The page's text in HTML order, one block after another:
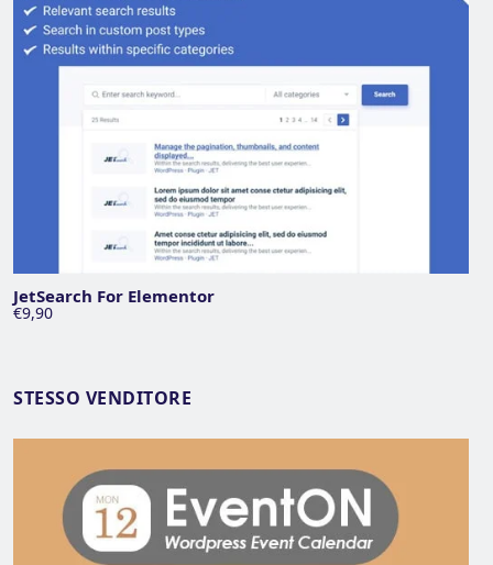
JetSearch For Elementor
€9,90
STESSO VENDITORE